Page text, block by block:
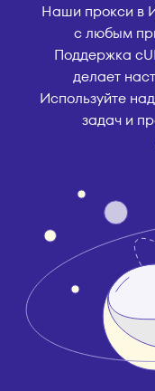
Наши прокси в
с любым
Поддержка
делает
Используйте
задач и